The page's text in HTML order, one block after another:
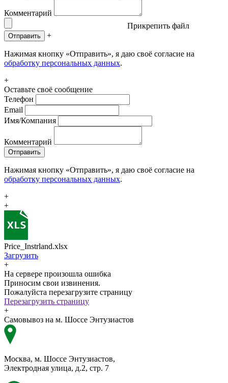
Комментарий
Прикрепить файл
Отправить +
Нажимая кнопку «Отправить», я даю своё согласие на
обработку персональных данных.
+
Оставьте своё сообщение
Телефон
Email
Имя/Компания
Комментарий
Отправить
Нажимая кнопку «Отправить», я даю своё согласие на
обработку персональных данных.
+
+
Price_Instrland.xlsx
Загрузить
+
На сервере произошла ошибка
Приносим свои извинения.
Пожалуйста перезагрузите страницу
Перезагрузить страницу
+
Самовывоз на м. Шоссе Энтузиастов
Москва, м. Шоссе Энтузиастов,
Электродная улица, д.2, стр. 7